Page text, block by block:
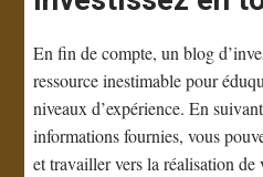
En fin de compte, un blog
ressource inestimable pour
niveaux d’expérience. En
informations fournies, vous
et travailler vers la réalisation